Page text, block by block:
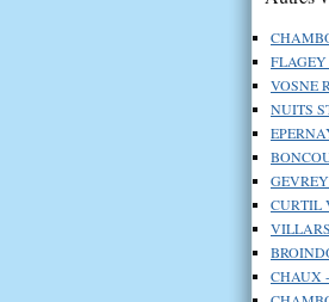
FLAGEY
VOSNE
NUITS
CURTIL
CHAUX